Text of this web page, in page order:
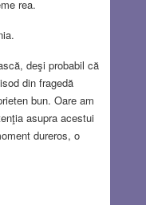
rea.
deşi probabil că
din fragedă
bun. Oare am
asupra acestui
dureros, o